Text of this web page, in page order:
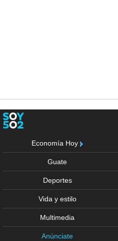
Economía Hoy
Guate
Deportes
Vida y estilo
Multimedia
Anúnciate